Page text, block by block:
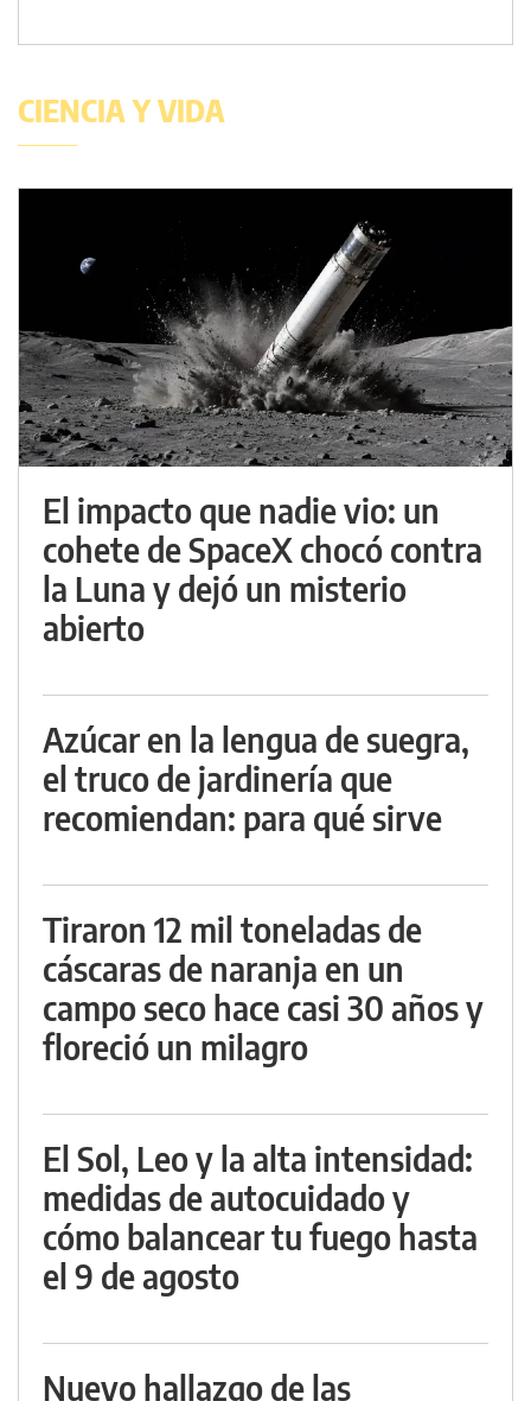
CIENCIA Y VIDA
El impacto que nadie vio: un
cohete de SpaceX chocó contra
la Luna y dejó un misterio
abierto
Azúcar en la lengua de suegra,
el truco de jardinería que
recomiendan: para qué sirve
Tiraron 12 mil toneladas de
cáscaras de naranja en un
campo seco hace casi 30 años y
floreció un milagro
El Sol, Leo y la alta intensidad:
medidas de autocuidado y
cómo balancear tu fuego hasta
el 9 de agosto
Nuevo hallazgo de las